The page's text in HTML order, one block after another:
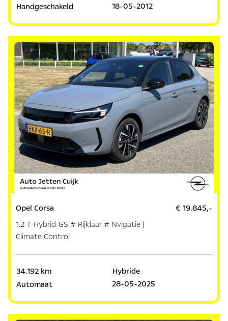
Handgeschakeld
18-05-2012
Opel Corsa
1.2 T Hybrid GS # Rijklaar # Nvigatie |
Climate Control
€ 19.845,-
34.192 km
Hybride
Automaat
28-05-2025